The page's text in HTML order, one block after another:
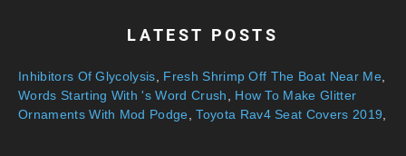
LATEST POSTS
Inhibitors Of Glycolysis Fresh Shrimp Off The Boat Near Me,
Words Starting With 's Word Crush
How To Make Glitter
Ornaments With Mod Podge ,Toyota Rav4 Seat Covers 2019